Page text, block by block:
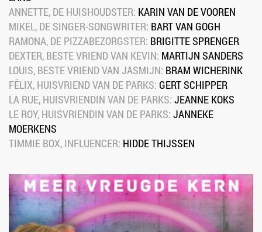
ANNETTE, DE HUISHOUDSTER: KARIN VAN DE VOOREN
MIKEL, DE SINGER-SONGWRITER: BART VAN GOGH
RAMONA, DE PIZZABEZORGSTER: BRIGITTE SPRENGER
DEXTER, BESTE VRIEND VAN KEVIN: MARTIJN SANDERS
LOUIS, BESTE VRIEND VAN JASMIJN: BRAM WICHERINK
FÉLIX, HUISVRIEND VAN DE PARKS: GERT SCHIPPER
LA RUE, HUISVRIENDIN VAN DE PARKS: JEANNE KOKS
LE ROY, HUISVRIENDIN VAN DE PARKS: JANNEKE
MOERKENS
TIMMIE BOX, INFLUENCER: HIDDE THIJSSEN